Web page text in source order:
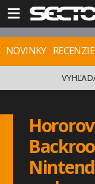
NOVINKY RECENZIE